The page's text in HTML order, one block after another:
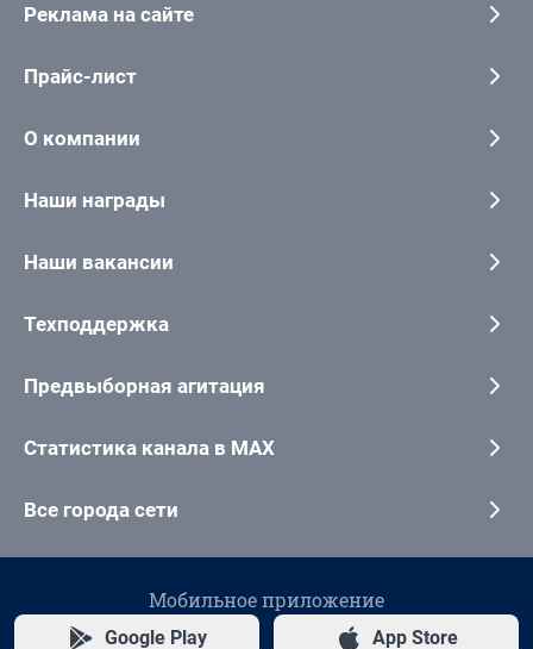
Реклама на сайте
Прайс-лист
О компании
Наши награды
Наши вакансии
Техподдержка
Предвыборная агитация
Статистика канала в MAX
Все города сети
Мобильное приложение
Google Play App Store